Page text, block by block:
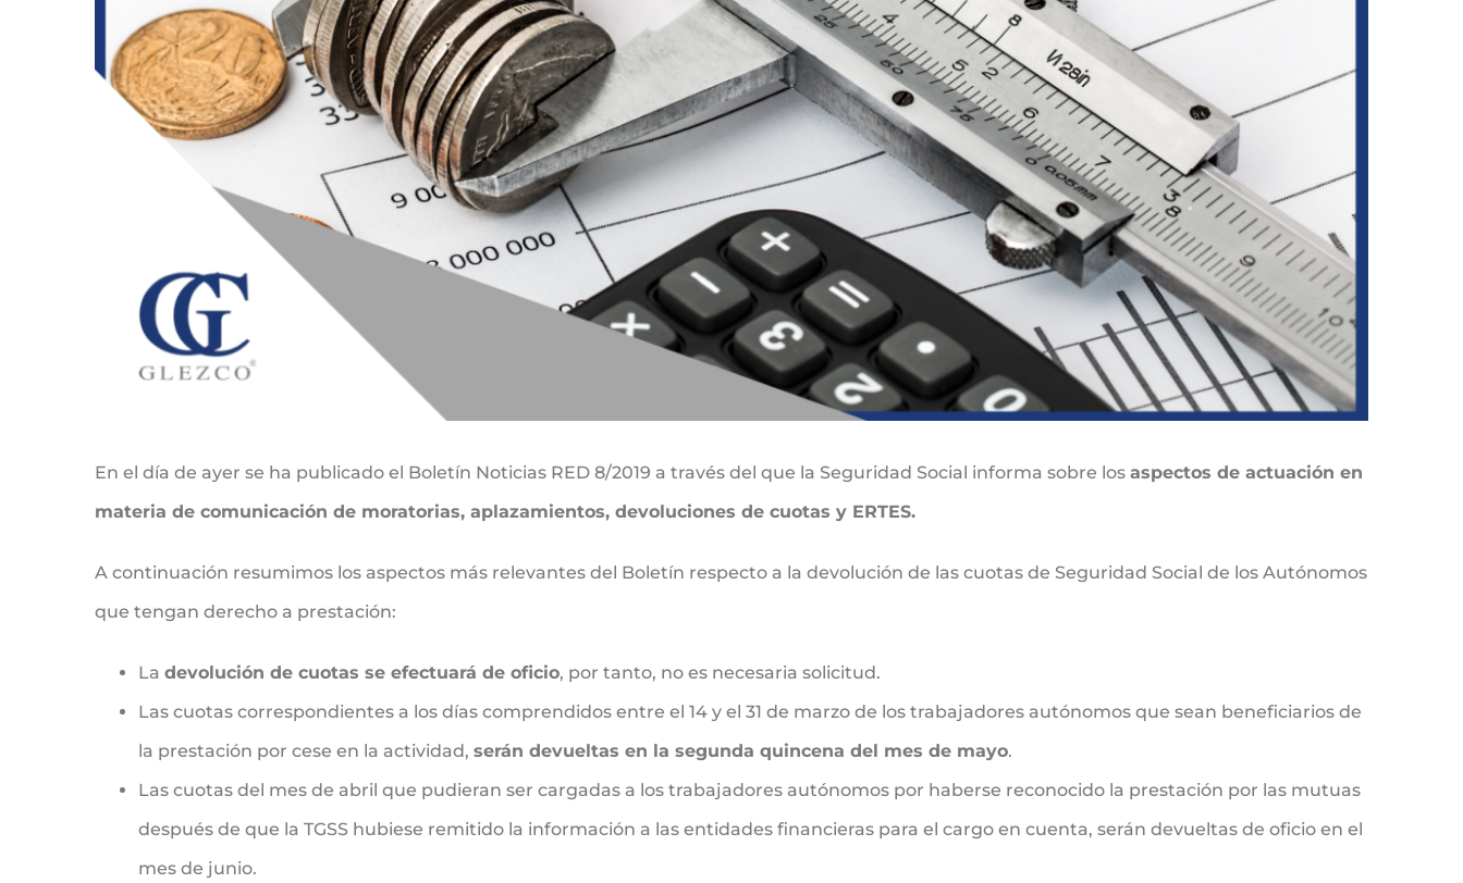
En el día de ayer se ha publicado el Boletín Noticias RED 8/2019 a través del que la Seguridad Social informa sobre los aspectos de actuación en
materia de comunicación de moratorias, aplazamientos, devoluciones de cuotas y ERTES.
A continuación resumimos los aspectos más relevantes del Boletín respecto a la devolución de las cuotas de Seguridad Social de los Autónomos
que tengan derecho a prestación:
La devolución de cuotas se efectuará de oficio, por tanto, no es necesaria solicitud.
Las cuotas correspondientes a los días comprendidos entre el 14 y el 31 de marzo de los trabajadores autónomos que sean beneficiarios de
la prestación por cese en la actividad, serán devueltas en la segunda quincena del mes de mayo.
Las cuotas del mes de abril que pudieran ser cargadas a los trabajadores autónomos por haberse reconocido la prestación por las mutuas
después de que la TGSS hubiese remitido la información a las entidades financieras para el cargo en cuenta, serán devueltas de oficio en el
mes de junio.